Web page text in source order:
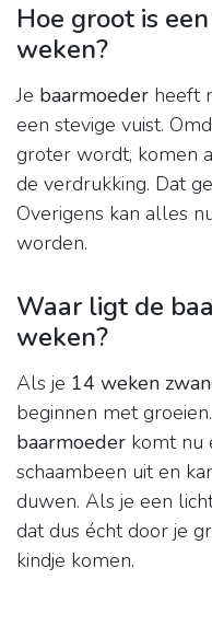
Hoe groot is
weken?
Je baarmoeder heeft
een stevige vuist.
groter wordt, komen
de verdrukking. Dat
Overigens kan alles
worden.
Waar ligt de
weken?
Als je 14 weken
beginnen met
baarmoeder komt nu
schaambeen uit en
duwen. Als je een
dat dus écht door je
kindje komen.